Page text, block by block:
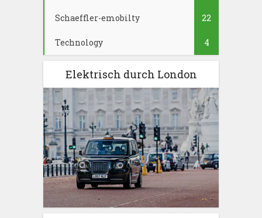
Schaeffler-emobilty 22
Technology 4
Elektrisch durch London